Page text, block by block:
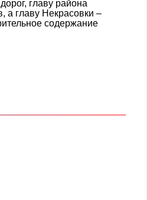
главу района
а главу Некрасовки –
содержание